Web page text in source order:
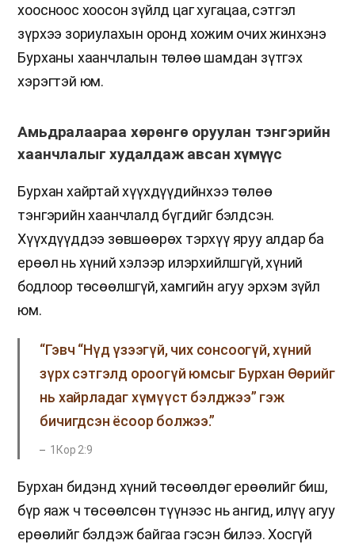
хоосноос хоосон зүйлд цаг хугацаа, сэтгэл
зүрхээ зориулахын оронд хожим очих жинхэнэ
Бурханы хаанчлалын төлөө шамдан зүтгэх
хэрэгтэй юм.
Амьдралаараа хөрөнгө оруулан тэнгэрийн
хаанчлалыг худалдаж авсан хүмүүс
Бурхан хайртай хүүхдүүдийнхээ төлөө
тэнгэрийн хаанчлалд бүгдийг бэлдсэн.
Хүүхдүүддээ зөвшөөрөх тэрхүү яруу алдар ба
ерөөл нь хүний хэлээр илэрхийлшгүй, хүний
бодлоор төсөөлшгүй, хамгийн агуу эрхэм зүйл
юм.
“Гэвч “Нүд үзээгүй, чих сонсоогүй, хүний
зүрх сэтгэлд ороогүй юмсыг Бурхан Өөрийг
нь хайрладаг хүмүүст бэлджээ” гэж
бичигдсэн ёсоор болжээ.”
1Кор 2:9
Бурхан бидэнд хүний төсөөлдөг ерөөлийг биш,
бүр яаж ч төсөөлсөн түүнээс нь ангид, илүү агуу
ерөөлийг бэлдэж байгаа гэсэн билээ. Хосгүй